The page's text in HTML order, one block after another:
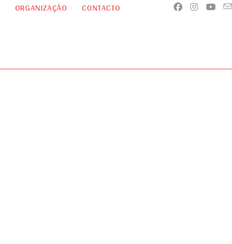
ORGANIZAÇÃO CONTACTO